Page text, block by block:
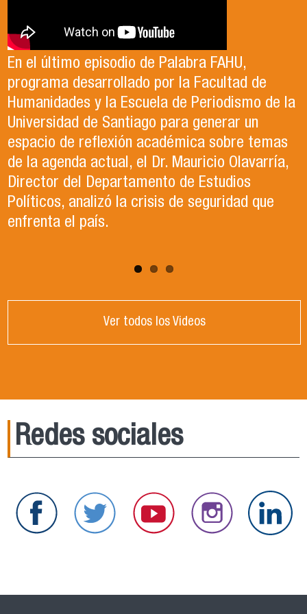
En el último episodio de Palabra FAHU,
programa desarrollado por la Facultad de
Humanidades y la Escuela de Periodismo de la
Universidad de Santiago para generar un
espacio de reflexión académica sobre temas
de la agenda actual, el Dr. Mauricio Olavarría,
Director del Departamento de Estudios
Políticos, analizó la crisis de seguridad que
enfrenta el país.
Antonia egresó de la Licenciatura en Estudios
Internacionales de la Universidad de Santiago
en el año 2023. Actualmente, trabaja en lo que
ella describe como el trabajo de sus sueños
en la Organización de las Naciones Unidas para
la Alimentación y la Agricultura (FAO).
El Departamento de Estudios Políticos, en
colaboración con la Asociación Chilena de
Ciencia Política (ACCP), fue el organizador del
exitoso Congreso que recientemente tuvo
lugar en la Universidad de Santiago. Durante el
evento, se llevaron a cabo paneles de
conversación, reflexión y debate sobre el
contexto político y académico nacional.
Puedes revisar los paneles en el apartado
"Congreso ACCP" de la página web.
Ver todos los Videos
Redes sociales